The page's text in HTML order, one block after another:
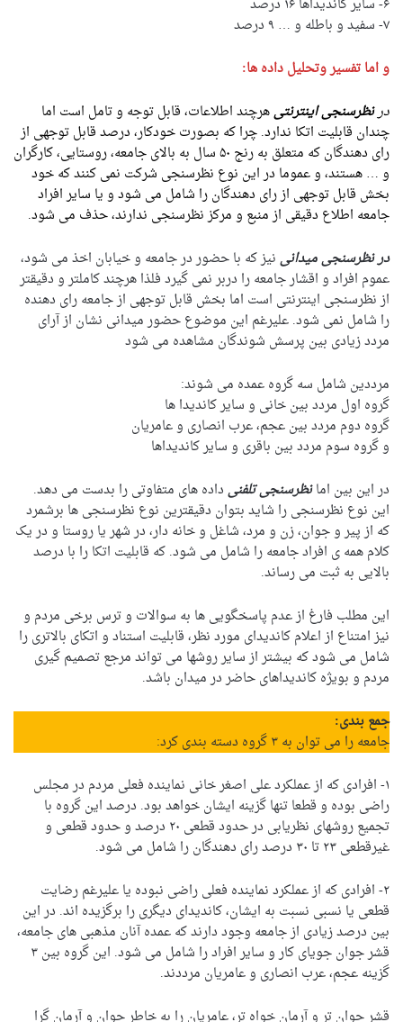
۶- سایر کاندیداها ۱۶ درصد
۷- سفید و باطله و … ۹ درصد
و اما تفسیر وتحلیل داده ها:
درنظرسنجی اینترنتیهرچند اطلاعات، قابل توجه و تامل است اما
چندان قابلیت اتکا ندارد. چرا که بصورت خودکار، درصد قابل توجهی از
رای دهندگان که متعلق به رنج ۵۰ سال به بالای جامعه، روستایی، کارگران
و … هستند، و عموما در این نوع نظرسنجی شرکت نمی کنند که خود
بخش قابل توجهی از رای دهندگان را شامل می شود و یا سایر افراد
جامعه اطلاع دقیقی از منبع و مرکز نظرسنجی ندارند، حذف می شود.
در نظرسنجی میدانینیز که با حضور در جامعه و خیابان اخذ می شود،
عموم افراد و اقشار جامعه را دربر نمی گیرد فلذا هرچند کاملتر و دقیقتر
از نظرسنجی اینترنتی است اما بخش قابل توجهی از جامعه رای دهنده
را شامل نمی شود. علیرغم این موضوع حضور میدانی نشان از آرای
مردد زیادی بین پرسش شوندگان مشاهده می شود
مرددین شامل سه گروه عمده می شوند:
گروه اول مردد بین خانی و سایر کاندیدا ها
گروه دوم مردد بین عجم، عرب انصاری و عامریان
و گروه سوم مردد بین باقری و سایر کاندیداها
در این بین امانظرسنجی تلفنیداده های متفاوتی را بدست می دهد.
این نوع نظرسنجی را شاید بتوان دقیقترین نوع نظرسنجی ها برشمرد
که از پیر و جوان، زن و مرد، شاغل و خانه دار، در شهر یا روستا و در یک
کلام همه ی افراد جامعه را شامل می شود. که قابلیت اتکا را با درصد
بالایی به ثبت می رساند.
این مطلب فارغ از عدم پاسخگویی ها به سوالات و ترس برخی مردم و
نیز امتناع از اعلام کاندیدای مورد نظر، قابلیت استناد و اتکای بالاتری را
شامل می شود که بیشتر از سایر روشها می تواند مرجع تصمیم گیری
مردم و بویژه کاندیداهای حاضر در میدان باشد.
جمع بندی:
جامعه را می توان به ۳ گروه دسته بندی کرد:
۱- افرادی که از عملکرد علی اصغر خانی نماینده فعلی مردم در مجلس
راضی بوده و قطعا تنها گزینه ایشان خواهد بود. درصد این گروه با
تجمیع روشهای نظریابی در حدود قطعی ۲۰ درصد و حدود قطعی و
غیرقطعی ۲۳ تا ۳۰ درصد رای دهندگان را شامل می شود.
۲- افرادی که از عملکرد نماینده فعلی راضی نبوده یا علیرغم رضایت
قطعی یا نسبی نسبت به ایشان، کاندیدای دیگری را برگزیده اند. در این
بین درصد زیادی از جامعه وجود دارند که عمده آنان مذهبی های جامعه،
قشر جوان جویای کار و سایر افراد را شامل می شود. این گروه بین ۳
گزینه عجم، عرب انصاری و عامریان مرددند.
قشر جوان تر و آرمان خواه تر، عامریان را به خاطر جوان و آرمان گرا